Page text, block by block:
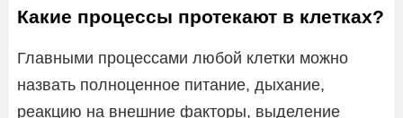
Какие процессы протекают в клетках?
Главными процессами любой клетки можно
назвать полноценное питание, дыхание,
реакцию на внешние факторы, выделение